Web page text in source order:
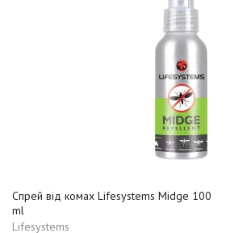
Спрей від комах Lifesystems Midge 100
ml
Lifesystems